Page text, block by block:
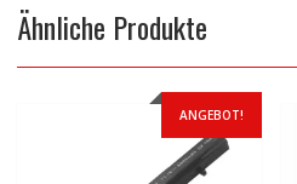
Ähnliche Produkte
ANGEBOT!